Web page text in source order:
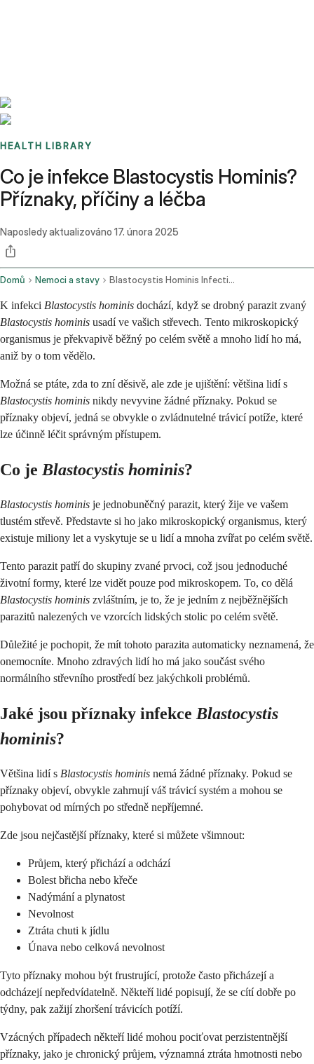
HEALTH LIBRARY
Co je infekce Blastocystis Hominis?
Příznaky, příčiny a léčba
Naposledy aktualizováno 17. února 2025
Domů Nemoci a stavy Blastocystis Hominis Infection
K infekci Blastocystis hominis dochází, když se drobný parazit zvaný
Blastocystis hominis usadí ve vašich střevech. Tento mikroskopický
organismus je překvapivě běžný po celém světě a mnoho lidí ho má,
aniž by o tom vědělo.
Možná se ptáte, zda to zní děsivě, ale zde je ujištění: většina lidí s
Blastocystis hominis nikdy nevyvine žádné příznaky. Pokud se
příznaky objeví, jedná se obvykle o zvládnutelné trávicí potíže, které
lze účinně léčit správným přístupem.
Co je Blastocystis hominis?
Blastocystis hominis je jednobuněčný parazit, který žije ve vašem
tlustém střevě. Představte si ho jako mikroskopický organismus, který
existuje miliony let a vyskytuje se u lidí a mnoha zvířat po celém světě.
Tento parazit patří do skupiny zvané prvoci, což jsou jednoduché
životní formy, které lze vidět pouze pod mikroskopem. To, co dělá
Blastocystis hominis zvláštním, je to, že je jedním z nejběžnějších
parazitů nalezených ve vzorcích lidských stolic po celém světě.
Důležité je pochopit, že mít tohoto parazita automaticky neznamená, že
onemocníte. Mnoho zdravých lidí ho má jako součást svého
normálního střevního prostředí bez jakýchkoli problémů.
Jaké jsou příznaky infekce Blastocystis
hominis?
Většina lidí s Blastocystis hominis nemá žádné příznaky. Pokud se
příznaky objeví, obvykle zahrnují váš trávicí systém a mohou se
pohybovat od mírných po středně nepříjemné.
Zde jsou nejčastější příznaky, které si můžete všimnout:
Průjem, který přichází a odchází
Bolest břicha nebo křeče
Nadýmání a plynatost
Nevolnost
Ztráta chuti k jídlu
Únava nebo celková nevolnost
Tyto příznaky mohou být frustrující, protože často přicházejí a
odcházejí nepředvídatelně. Někteří lidé popisují, že se cítí dobře po
týdny, pak zažijí zhoršení trávicích potíží.
Vzácných případech někteří lidé mohou pociťovat perzistentnější
příznaky, jako je chronický průjem, významná ztráta hmotnosti nebo